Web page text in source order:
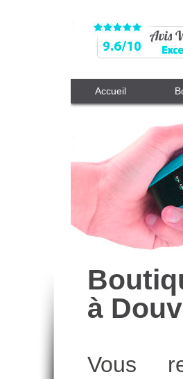
Accueil
à
Vous